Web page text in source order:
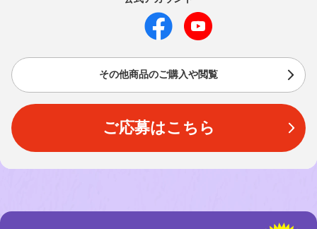
その他商品のご購入や閲覧
ご応募はこちら